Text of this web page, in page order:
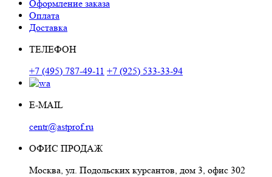
Оформление заказа
Оплата
Доставка
ТЕЛЕФОН
+7 (495) 787-49-11 +7 (925) 533-33-94
E-MAIL
centr@astprof.ru
ОФИС ПРОДАЖ
Москва, ул. Подольских курсантов, дом 3, офис 302